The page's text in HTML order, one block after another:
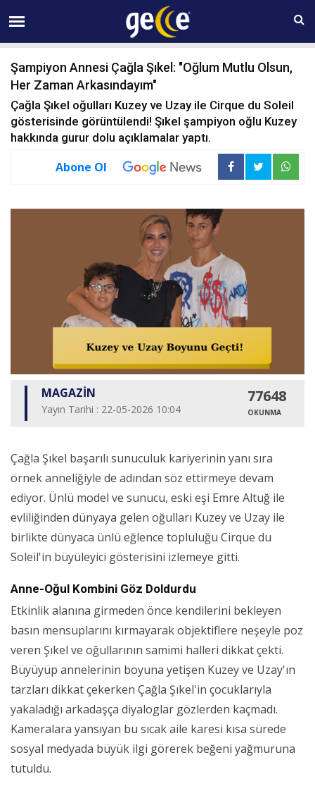
09 AĞUSTOS Pazar 13:42
Şampiyon Annesi Çağla Şıkel: "Oğlum Mutlu Olsun,
Her Zaman Arkasındayım"
Çağla Şıkel oğulları Kuzey ve Uzay ile Cirque du Soleil
gösterisinde görüntülendi! Şıkel şampiyon oğlu Kuzey
hakkında gurur dolu açıklamalar yaptı.
Abone Ol
MAGAZİN
Yayın Tarihi : 22-05-2026 10:04
77648
OKUNMA
Çağla Şıkel başarılı sunuculuk kariyerinin yanı sıra
örnek anneliğiyle de adından söz ettirmeye devam
ediyor. Ünlü model ve sunucu, eski eşi Emre Altuğ ile
evliliğinden dünyaya gelen oğulları Kuzey ve Uzay ile
birlikte dünyaca ünlü eğlence topluluğu Cirque du
Soleil'in büyüleyici gösterisini izlemeye gitti.
Anne-Oğul Kombini Göz Doldurdu
Etkinlik alanına girmeden önce kendilerini bekleyen
basın mensuplarını kırmayarak objektiflere neşeyle poz
veren Şıkel ve oğullarının samimi halleri dikkat çekti.
Büyüyüp annelerinin boyuna yetişen Kuzey ve Uzay'ın
tarzları dikkat çekerken Çağla Şıkel'in çocuklarıyla
yakaladığı arkadaşça diyaloglar gözlerden kaçmadı.
Kameralara yansıyan bu sıcak aile karesi kısa sürede
sosyal medyada büyük ilgi görerek beğeni yağmuruna
tutuldu.